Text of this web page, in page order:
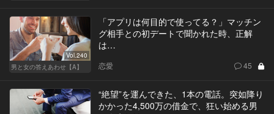
Vol.240
男と女の答えあわせ【A】
「アプリは何目的で使ってる？」マッチン
グ相手との初デートで聞かれた時、正解
は…
恋愛 45
“絶望”を運んできた、1本の電話。突如降り
かかった4,500万の借金で、狂い始める男